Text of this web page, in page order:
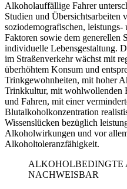
Alkoholauffällige Fahrer
Studien und Übersichtsarbeiten
soziodemografischen,
Faktoren sowie dem
individuelle Lebensgestaltung.
im Straßenverkehr wächst mit
überhöhtem Konsum und
Trinkgewohnheiten, mit hoher
Trinkkultur, mit wohlwollenden
und Fahren, mit einer
Blutalkoholkonzentration
Wissenslücken bezüglich
Alkoholwirkungen und vor
Alkoholtoleranzfähigkeit.
ALKOHOLBEDINGTE
NACHWEISBAR